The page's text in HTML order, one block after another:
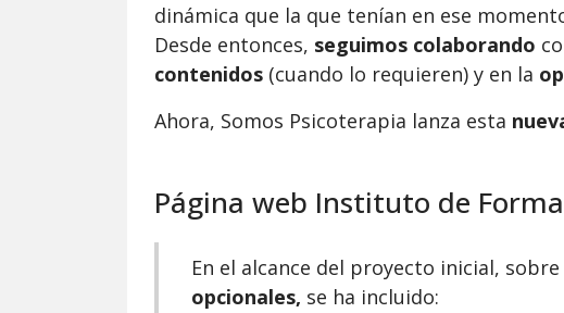
dinámica que la que tenían en ese
Desde entonces, seguimos colaborando
contenidos (cuando lo requieren) y en la
Ahora, Somos Psicoterapia lanza esta
Página web Instituto de
En el alcance del proyecto inicial,
opcionales, se ha incluido: